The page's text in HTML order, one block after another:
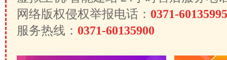
网络版权侵权举报电话： 0371-60135995
服务热线： 0371-60135900